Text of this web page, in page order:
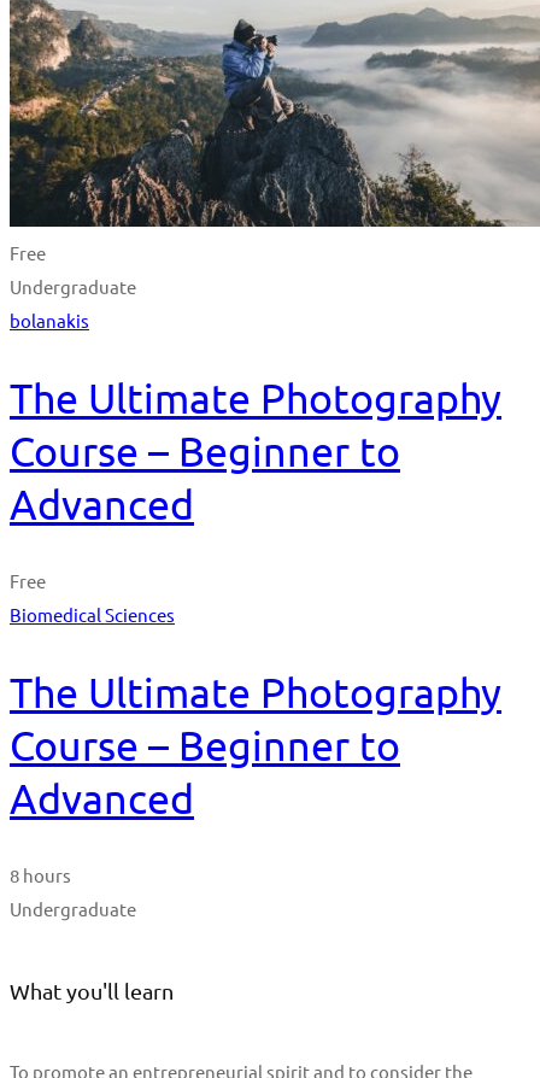
Free
Undergraduate
bolanakis
The Ultimate Photography
Course – Beginner to
Advanced
Free
Biomedical Sciences
The Ultimate Photography
Course – Beginner to
Advanced
8 hours
Undergraduate
What you'll learn
To promote an entrepreneurial spirit and to consider the